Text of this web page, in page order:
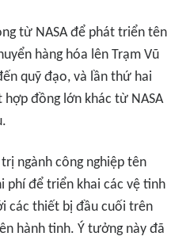
từ NASA để phát triển tên
hàng hóa lên Trạm Vũ
quỹ đạo, và lần thứ hai
hợp đồng lớn khác từ NASA
ngành công nghiệp tên
phí để triển khai các vệ tinh
các thiết bị đầu cuối trên
hành tinh. Ý tưởng này đã